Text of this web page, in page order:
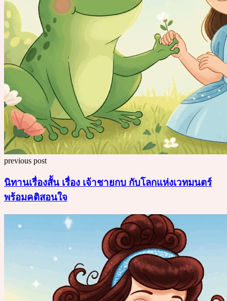
previous post
นิทานเรื่องสั้น เรื่อง เจ้าชายกบ กับโลกแห่งเวทมนตร์
พร้อมคติสอนใจ